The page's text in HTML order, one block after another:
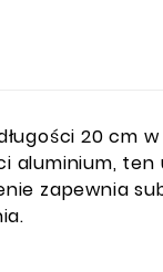
20 cm
aluminium,
zapewnia